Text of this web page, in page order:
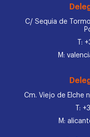
C/ Sequia de
T:
M:
Cm. Viejo de Elche
T:
M: